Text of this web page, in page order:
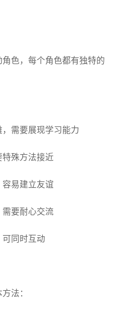
色，每个角色都有独特的
需要展现学习能力
殊方法接近
易建立友谊
要耐心交流
同时互动
法：